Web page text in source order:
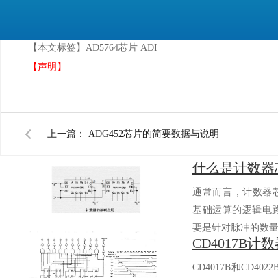
【本文标签】 AD5764芯片 ADI
【声明】
上一篇： ADG452芯片的简要数据与说明
什么是计数器
通常而言，计数
基础运算的逻辑电
要是针对脉冲的数
CD4017B和